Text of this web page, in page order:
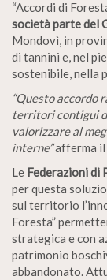
“Accordi di
società parte del
Mondovì, in
di tannini e, nel
sostenibile, nella
“Questo accordo
territori contigui
valorizzare al
interne”afferma il
Le Federazioni di
per questa
sul territorio
Foresta”
strategica e con
patrimonio
abbandonato.